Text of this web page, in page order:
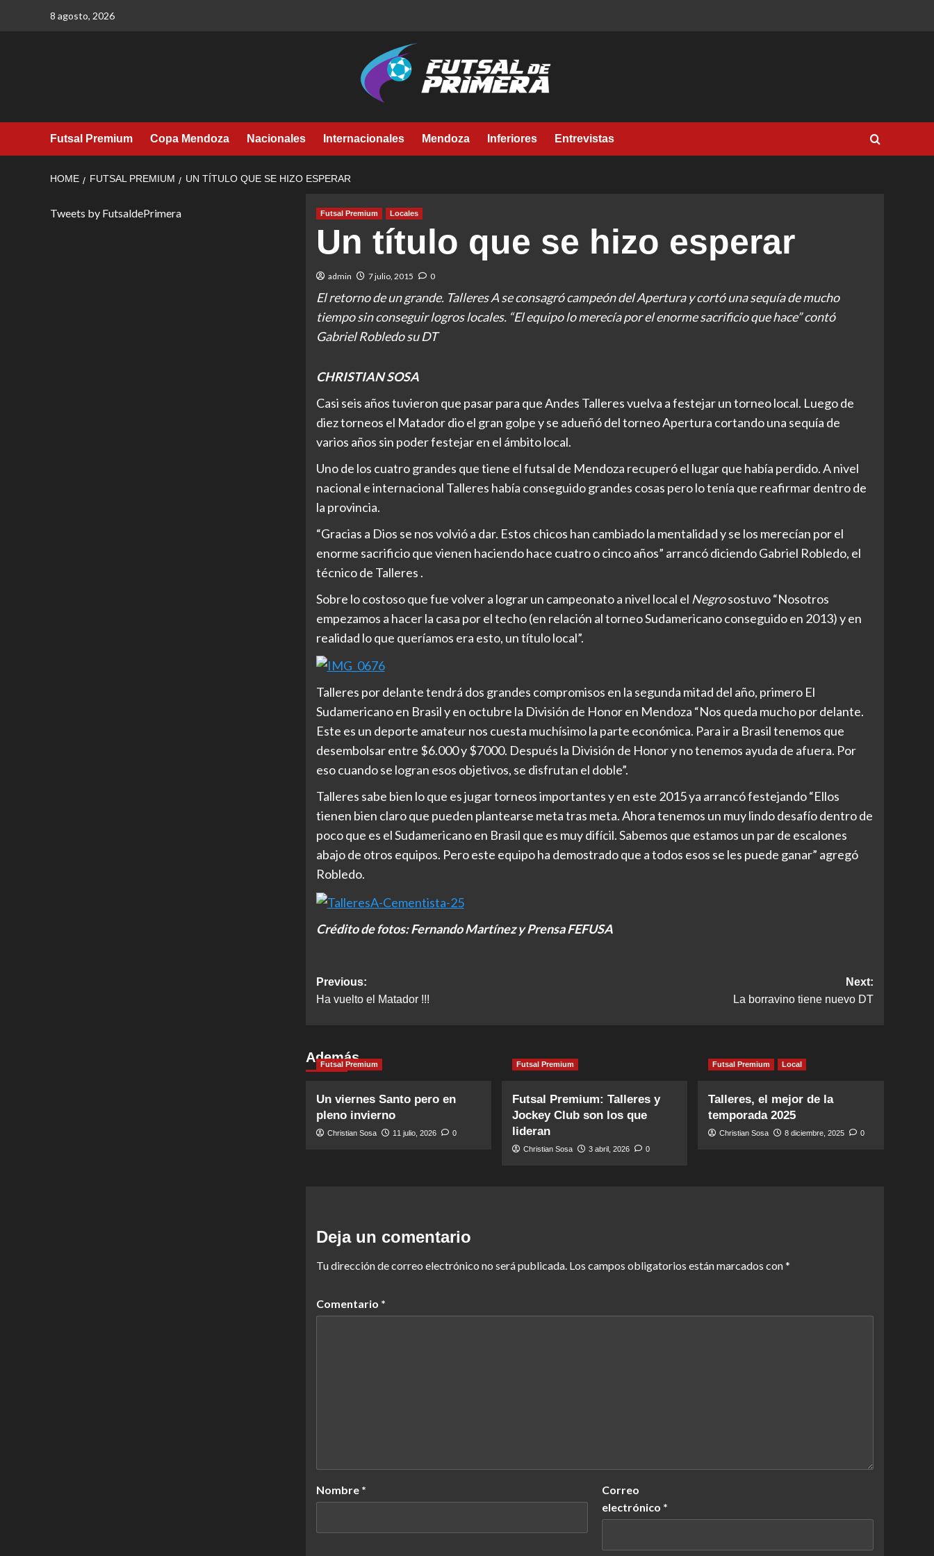
8 agosto, 2026
Futsal Premium Copa Mendoza Nacionales Internacionales Mendoza Inferiores Entrevistas
HOME FUTSAL PREMIUM UN TÍTULO QUE SE HIZO ESPERAR
Futsal Premium Locales
Un título que se hizo esperar
admin 7 julio, 2015 0
El retorno de un grande. Talleres A se consagró campeón del Apertura y cortó una sequía de mucho
tiempo sin conseguir logros locales. “El equipo lo merecía por el enorme sacrificio que hace” contó
Gabriel Robledo su DT
CHRISTIAN SOSA
Casi seis años tuvieron que pasar para que Andes Talleres vuelva a festejar un torneo local. Luego de
diez torneos el Matador dio el gran golpe y se adueñó del torneo Apertura cortando una sequía de
varios años sin poder festejar en el ámbito local.
Uno de los cuatro grandes que tiene el futsal de Mendoza recuperó el lugar que había perdido. A nivel
nacional e internacional Talleres había conseguido grandes cosas pero lo tenía que reafirmar dentro de
la provincia.
“Gracias a Dios se nos volvió a dar. Estos chicos han cambiado la mentalidad y se los merecían por el
enorme sacrificio que vienen haciendo hace cuatro o cinco años” arrancó diciendo Gabriel Robledo, el
técnico de Talleres .
Sobre lo costoso que fue volver a lograr un campeonato a nivel local el Negrosostuvo “Nosotros
empezamos a hacer la casa por el techo (en relación al torneo Sudamericano conseguido en 2013) y en
realidad lo que queríamos era esto, un título local”.
Talleres por delante tendrá dos grandes compromisos en la segunda mitad del año, primero El
Sudamericano en Brasil y en octubre la División de Honor en Mendoza “Nos queda mucho por delante.
Este es un deporte amateur nos cuesta muchísimo la parte económica. Para ir a Brasil tenemos que
desembolsar entre $6.000 y $7000. Después la División de Honor y no tenemos ayuda de afuera. Por
eso cuando se logran esos objetivos, se disfrutan el doble”.
Talleres sabe bien lo que es jugar torneos importantes y en este 2015 ya arrancó festejando “Ellos
tienen bien claro que pueden plantearse meta tras meta. Ahora tenemos un muy lindo desafío dentro de
poco que es el Sudamericano en Brasil que es muy difícil. Sabemos que estamos un par de escalones
abajo de otros equipos. Pero este equipo ha demostrado que a todos esos se les puede ganar” agregó
Robledo.
Crédito de fotos: Fernando Martínez y Prensa FEFUSA
Post
navigation
Previous:
Ha vuelto el Matador !!!
Next:
La borravino tiene nuevo DT
Además
Futsal Premium
Un viernes Santo pero en
pleno invierno
Christian Sosa 11 julio, 2026 0
Futsal Premium
Futsal Premium: Talleres y
Jockey Club son los que
lideran
Christian Sosa 3 abril, 2026 0
Futsal Premium Local
Talleres, el mejor de la
temporada 2025
Christian Sosa 8 diciembre, 2025 0
Deja un comentario
Tu dirección de correo electrónico no será publicada. Los campos obligatorios están marcados con*
Comentario *
Nombre *
Correo
electrónico *
Tweets by FutsaldePrimera